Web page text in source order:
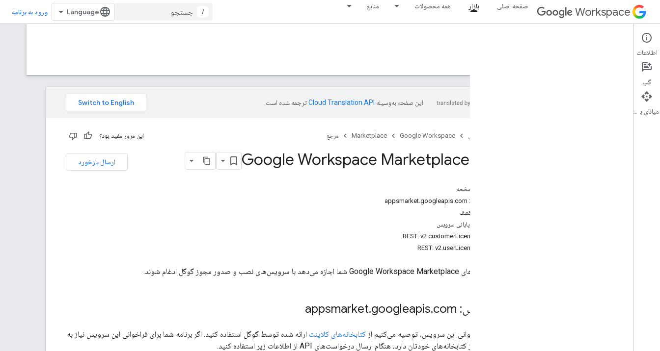
Workspace صفحه اصلی بازار همه محصولات منابع
/ ورود به برنامه
Marketplace
نمای کلی
این صفحه به‌وسیله ترجمه شده است.
صفحه اصلی Google Workspace
Marketplace مرجع این مرور مفید بود؟
ارسال بازخورد Google Workspace Marketplace API
در این صفحه
سرویس: appsmarket.googleapis.com
سند کشف
نقطه پایانی سرویس
به برنامه‌های Google Workspace Marketplace شما اجازه می‌دهد با سرویس‌های نصب و صدور مجوز گوگل ادغام شوند.
سرویس: appsmarket .googleapis.com
برای فراخوانی این سرویس، توصیه می‌کنیم از کتابخانه‌های کلاینت ارائه شده توسط گوگل استفاده کنید. اگر برنامه شما برای فراخوانی این سرویس نیاز به
استفاده از کتابخانه‌های خودتان دارد، هنگام ارسال درخواست‌های API از اطلاعات زیر استفاده کنید.
اطلاعات
گپ
میانای برنامه‌سازی کاربردی